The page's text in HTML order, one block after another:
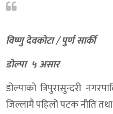
कक्षाकोठामा
डाेल्पाकाे करबगाडमा
डोल्पामा बालविवाह
विष्णु देवकोटा / पुर्ण सार्की
डाेल्पा ५ असार
डोल्पाको त्रिपुरासुन्दरी
जिल्लामै पहिलो पटक नीति